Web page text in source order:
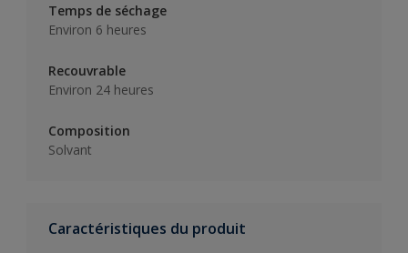
Temps de séchage
Environ 6 heures
Recouvrable
Environ 24 heures
Composition
Solvant
Caractéristiques du produit